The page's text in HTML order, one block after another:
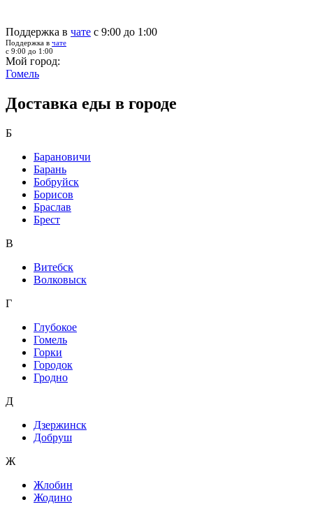
Поддержка в чате с 9:00 до 1:00
Поддержка в чате
с 9:00 до 1:00
Мой город:
Гомель
Доставка еды в городе
Б
Барановичи
Барань
Бобруйск
Борисов
Браслав
Брест
В
Витебск
Волковыск
Г
Глубокое
Гомель
Горки
Городок
Гродно
Д
Дзержинск
Добруш
Ж
Жлобин
Жодино